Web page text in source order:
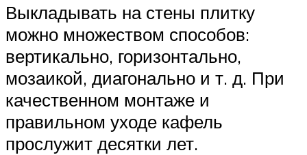
Выкладывать на стены плитку
можно множеством способов:
вертикально, горизонтально,
мозаикой, диагонально и т. д. При
качественном монтаже и
правильном уходе кафель
прослужит десятки лет.